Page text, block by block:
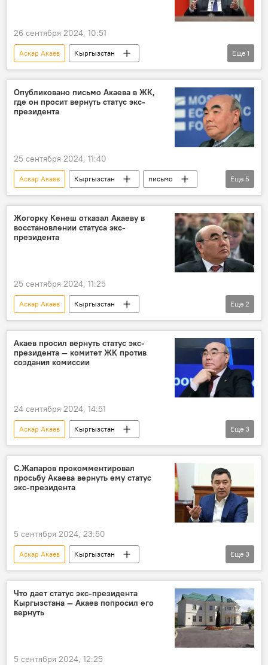
26 сентября 2024, 10:51
Аскар Акаев
Кыргызстан
Садыр Жапаров
ошибки
Еще 1
Опубликовано письмо Акаева в ЖК,
где он просит вернуть статус экс-
президента
25 сентября 2024, 11:40
Аскар Акаев Кыргызстан
письмо
экс-президент
статус
восстановление
отказ
Дастан Бекешев
Еще 5
Жогорку Кенеш отказал Акаеву в
восстановлении статуса экс-
президента
25 сентября 2024, 11:25
Аскар Акаев
Кыргызстан
Жогорку Кенеш
экс-президент
Еще 2
Акаев просил вернуть статус экс-
президента — комитет ЖК против
создания комиссии
24 сентября 2024, 14:51
Аскар Акаев
Кыргызстан
Жогорку Кенеш
экс-президент
статус
Еще 3
С.Жапаров прокомментировал
просьбу Акаева вернуть ему статус
экс-президента
5 сентября 2024, 23:50
Аскар Акаев
Кыргызстан
Садыр Жапаров
экс-президент
Еще 3
Что дает статус экс-президента
Кыргызстана — Акаев попросил его
вернуть
5 сентября 2024, 12:25